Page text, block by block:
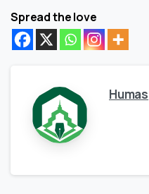
Spread the love
Humas